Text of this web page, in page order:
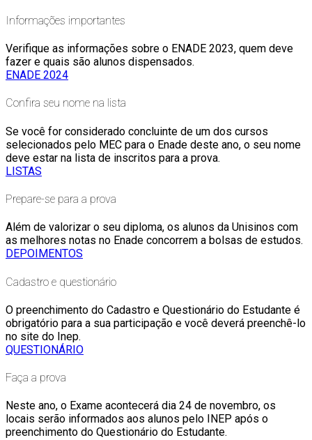
Informações importantes
Verifique as informações sobre o ENADE 2023, quem deve
fazer e quais são alunos dispensados.
ENADE 2024
Confira seu nome na lista
Se você for considerado concluinte de um dos cursos
selecionados pelo MEC para o Enade deste ano, o seu nome
deve estar na lista de inscritos para a prova.
LISTAS
Prepare-se para a prova
Além de valorizar o seu diploma, os alunos da Unisinos com
as melhores notas no Enade concorrem a bolsas de estudos.
DEPOIMENTOS
Cadastro e questionário
O preenchimento do Cadastro e Questionário do Estudante é
obrigatório para a sua participação e você deverá preenchê-lo
no site do Inep.
QUESTIONÁRIO
Faça a prova
Neste ano, o Exame acontecerá dia 24 de novembro, os
locais serão informados aos alunos pelo INEP após o
preenchimento do Questionário do Estudante.